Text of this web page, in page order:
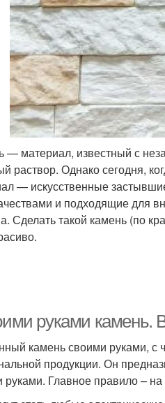
— материал, известный с
раствор. Однако сегодня,
— искусственные
и подходящие для
Сделать такой камень (по
руками камень.
камень своими руками,
продукции. Он
Главное правило –